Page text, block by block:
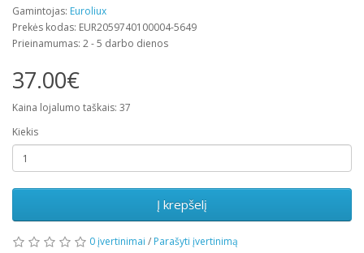
Gamintojas: Euroliux
Prekės kodas: EUR2059740100004-5649
Prieinamumas: 2 - 5 darbo dienos
37.00€
Kaina lojalumo taškais: 37
Kiekis
Į krepšelį
0 įvertinimai / Parašyti įvertinimą